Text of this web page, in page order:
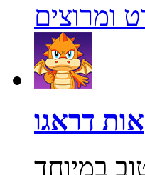
ומרוצים
דראגו